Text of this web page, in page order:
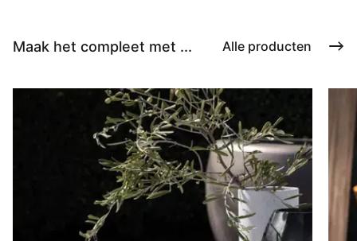
Maak het compleet met ... Alle producten